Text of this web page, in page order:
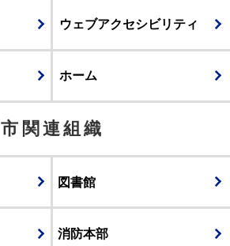
ウェブアクセシビリティ
ホーム
市関連組織
図書館
消防本部